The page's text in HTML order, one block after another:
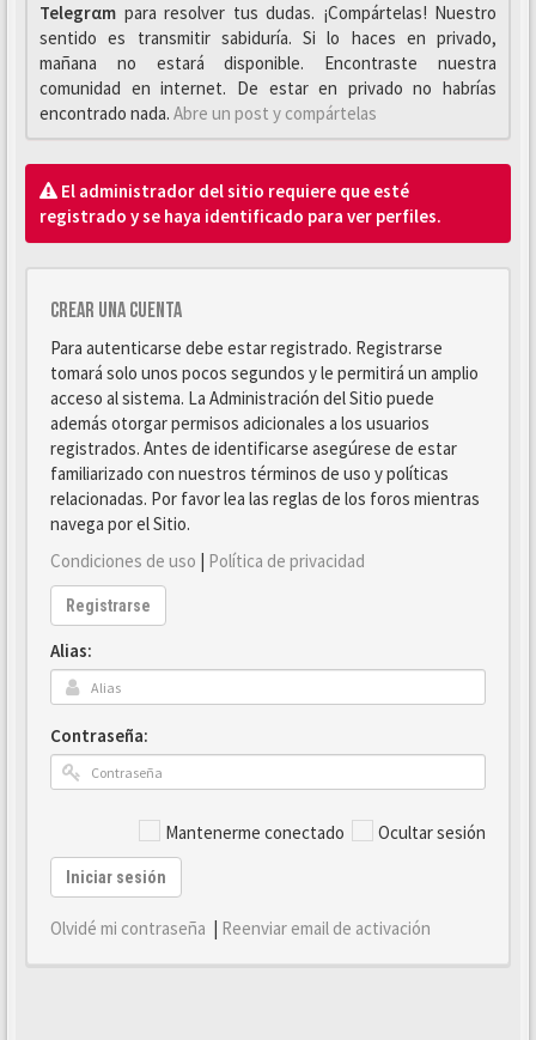
Telegrαm para resolver tus dudas. ¡Compártelas! Nuestro
sentido es transmitir sabiduría. Si lo haces en privado,
mañana no estará disponible. Encontraste nuestra
comunidad en internet. De estar en privado no habrías
encontrado nada. Abre un post y compártelas
El administrador del sitio requiere que esté
registrado y se haya identificado para ver perfiles.
Crear una cuenta
Para autenticarse debe estar registrado. Registrarse
tomará solo unos pocos segundos y le permitirá un amplio
acceso al sistema. La Administración del Sitio puede
además otorgar permisos adicionales a los usuarios
registrados. Antes de identificarse asegúrese de estar
familiarizado con nuestros términos de uso y políticas
relacionadas. Por favor lea las reglas de los foros mientras
navega por el Sitio.
Condiciones de uso | Política de privacidad
Registrarse
Alias:
Contraseña:
Mantenerme conectado Ocultar sesión
Iniciar sesión
Olvidé mi contraseña | Reenviar email de activación